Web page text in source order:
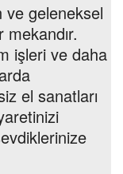
ve geleneksel
mekandır.
işleri ve daha
el sanatları